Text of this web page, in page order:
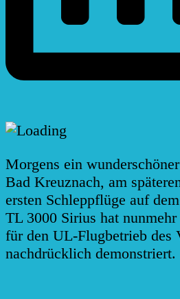
Morgens ein
Bad Kreuznach, am
ersten Schleppflüge auf
TL 3000 Sirius hat
für den UL-Flugbetrieb des
nachdrücklich demonstriert.